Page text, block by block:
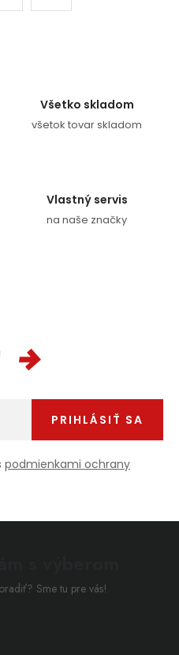
Všetko skladom
všetok tovar skladom
Vlastný servis
na naše značky
podmienkami ochrany
PRIHLÁSIŤ SA
Sme tu pre vás!